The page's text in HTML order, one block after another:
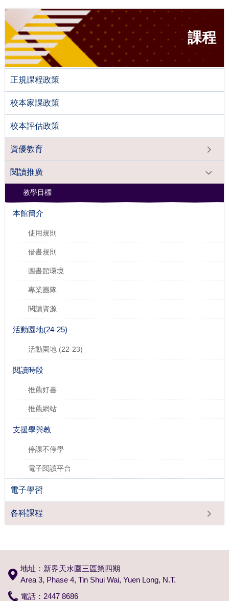
課程
正規課程政策
校本家課政策
校本評估政策
資優教育
閱讀推廣
教學目標
本館簡介
使用規則
借書規則
圖書館環境
專業團隊
閱讀資源
活動園地(24-25)
活動園地 (22-23)
閱讀時段
推薦好書
推薦網站
支援學與教
​停課不停學
電子閱讀平台
電子學習
各科課程
地址：新界天水圍三區第四期
Area 3, Phase 4, Tin Shui Wai, Yuen Long, N.T.
電話：2447 8686